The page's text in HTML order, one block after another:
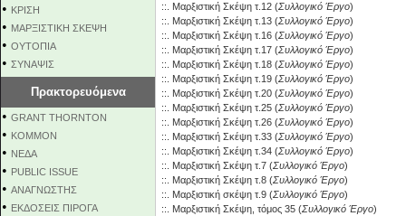
• ΚΡΙΣΗ
• ΜΑΡΞΙΣΤΙΚΗ ΣΚΕΨΗ
• ΟΥΤΟΠΙΑ
• ΣΥΝΑΨΙΣ
Πρακτορευόμενα
• GRANT THORNTON
• KOMMON
• NEΔΑ
• PUBLIC ISSUE
• ΑΝΑΓΝΩΣΤΗΣ
• ΕΚΔΟΣΕΙΣ ΠΙΡΟΓΑ
::. Μαρξιστική Σκέψη τ.12 (Συλλογικό Έργο)
::. Μαρξιστική Σκέψη τ.13 (Συλλογικό Έργο)
::. Μαρξιστική Σκέψη τ.16 (Συλλογικό Έργο)
::. Μαρξιστική Σκέψη τ.17 (Συλλογικό Έργο)
::. Μαρξιστική Σκέψη τ.18 (Συλλογικό Έργο)
::. Μαρξιστική Σκέψη τ.19 (Συλλογικό Έργο)
::. Μαρξιστική Σκέψη τ.20 (Συλλογικό Έργο)
::. Μαρξιστική Σκέψη τ.25 (Συλλογικό Έργο)
::. Μαρξιστική Σκέψη τ.26 (Συλλογικό Έργο)
::. Μαρξιστική Σκέψη τ.33 (Συλλογικό Έργο)
::. Μαρξιστική Σκέψη τ.34 (Συλλογικό Έργο)
::. Μαρξιστική Σκέψη τ.7 (Συλλογικό Έργο)
::. Μαρξιστική Σκέψη τ.8 (Συλλογικό Έργο)
::. Μαρξιστική σκέψη τ.9 (Συλλογικό Έργο)
::. Μαρξιστική Σκέψη, τόμος 35 (Συλλογικό Έργο)